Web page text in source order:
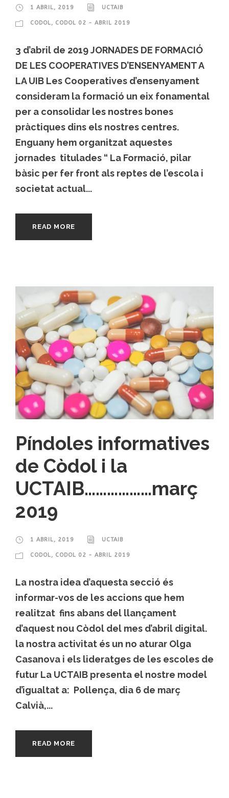
1 ABRIL, 2019 UCTAIB
CODOL, CODOL 02 - ABRIL 2019
3 d’abril de 2019 JORNADES DE FORMACIÓ
DE LES COOPERATIVES D’ENSENYAMENT A
LA UIB Les Cooperatives d’ensenyament
consideram la formació un eix fonamental
per a consolidar les nostres bones
pràctiques dins els nostres centres.
Enguany hem organitzat aquestes
jornades titulades “ La Formació, pilar
bàsic per fer front als reptes de l’escola i
societat actual...
READ MORE
Píndoles informatives
de Còdol i la
UCTAIB………………març
2019
1 ABRIL, 2019 UCTAIB
CODOL, CODOL 02 - ABRIL 2019
La nostra idea d’aquesta secció és
informar-vos de les accions que hem
realitzat fins abans del llançament
d’aquest nou Còdol del mes d’abril digital.
la nostra activitat és un no aturar Olga
Casanova i els lideratges de les escoles de
futur La UCTAIB presenta el nostre model
d’igualtat a: Pollença, dia 6 de març
Calvià,...
READ MORE